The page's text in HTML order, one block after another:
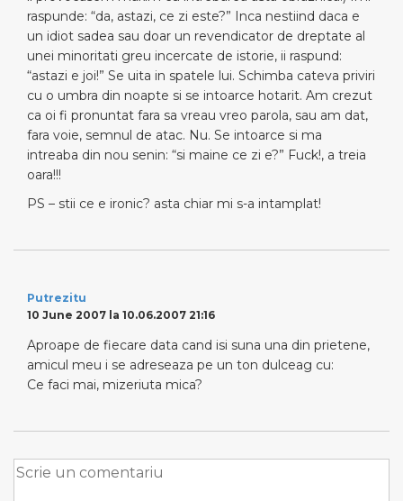
raspunde: “da, astazi, ce zi este?” Inca nestiind daca e
un idiot sadea sau doar un revendicator de dreptate al
unei minoritati greu incercate de istorie, ii raspund:
“astazi e joi!” Se uita in spatele lui. Schimba cateva priviri
cu o umbra din noapte si se intoarce hotarit. Am crezut
ca oi fi pronuntat fara sa vreau vreo parola, sau am dat,
fara voie, semnul de atac. Nu. Se intoarce si ma
intreaba din nou senin: “si maine ce zi e?” Fuck!, a treia
oara!!!
PS – stii ce e ironic? asta chiar mi s-a intamplat!
Putrezitu
10 June 2007 la 10.06.2007 21:16
Aproape de fiecare data cand isi suna una din prietene,
amicul meu i se adreseaza pe un ton dulceag cu:
Ce faci mai, mizeriuta mica?